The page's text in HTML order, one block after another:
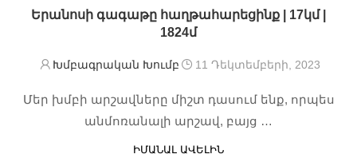
Երանոսի գագաթը հաղթահարեցինք | 17կմ |
1824մ
Խմբագրական Խումբ 11 Դեկտեմբերի, 2023
Մեր խմբի արշավները միշտ դասում ենք, որպես
անմոռանալի արշավ, բայց …
ԻՄԱՆԱԼ ԱՎԵԼԻՆ